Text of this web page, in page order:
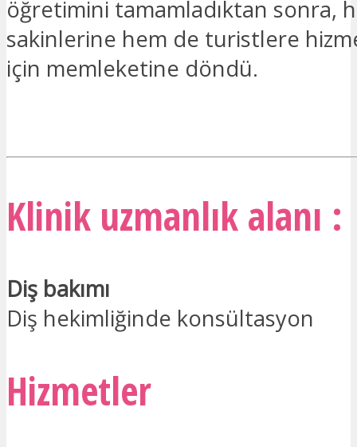
öğretimini tamamladıktan sonra,
sakinlerine hem de turistlere
için memleketine döndü.
Klinik uzmanlık alanı :
Diş bakımı
Diş hekimliğinde konsültasyon
Hizmetler